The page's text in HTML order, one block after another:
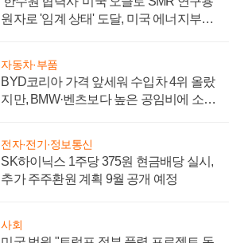
원자로 '임계 상태' 도달, 미국 에너지부
자동차·부품
BYD코리아 가격 앞세워 수입차 4위 올랐
지만, BMW·벤츠보다 높은 공임비에 소비
전자·전기·정보통신
SK하이닉스 1주당 375원 현금배당 실시,
추가 주주환원 계획 9월 공개 예정
사회